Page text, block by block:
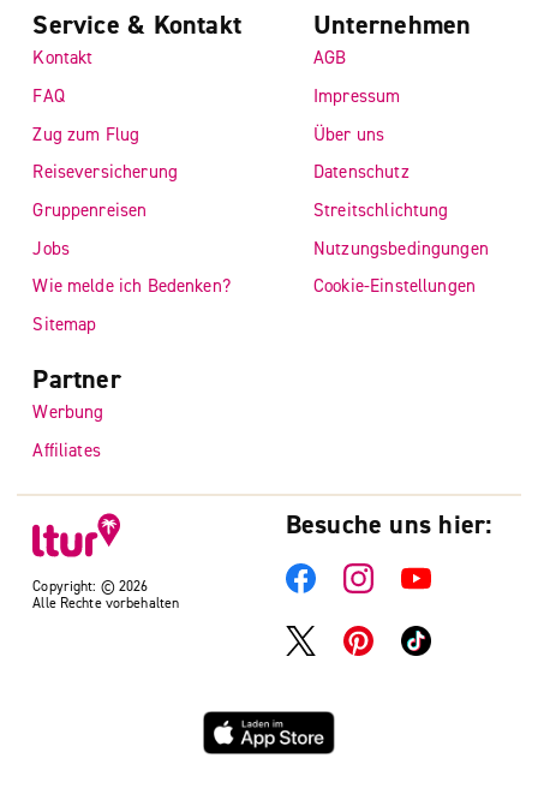
Copyright: © 2026
Alle Rechte vorbehalten
Service & Kontakt
Kontakt
FAQ
Zug zum Flug
Reiseversicherung
Gruppenreisen
Jobs
Wie melde ich Bedenken?
Sitemap
Unternehmen
AGB
Impressum
Über uns
Datenschutz
Streitschlichtung
Nutzungsbedingungen
Cookie-Einstellungen
Partner
Werbung
Affiliates
Besuche uns hier: